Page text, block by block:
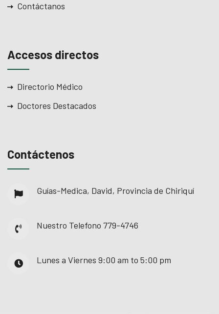
Contáctanos
Accesos directos
Directorio Médico
Doctores Destacados
Contáctenos
Guías-Medica, David, Provincia de Chiriquí
Nuestro Telefono 779-4746
Lunes a Viernes 9:00 am to 5:00 pm